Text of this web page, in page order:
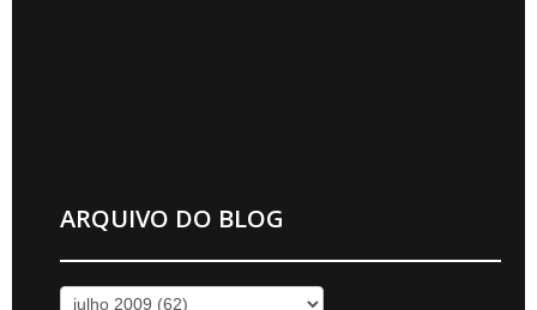
ARQUIVO DO BLOG